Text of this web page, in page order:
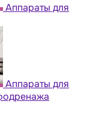
Аппараты для
Аппараты для